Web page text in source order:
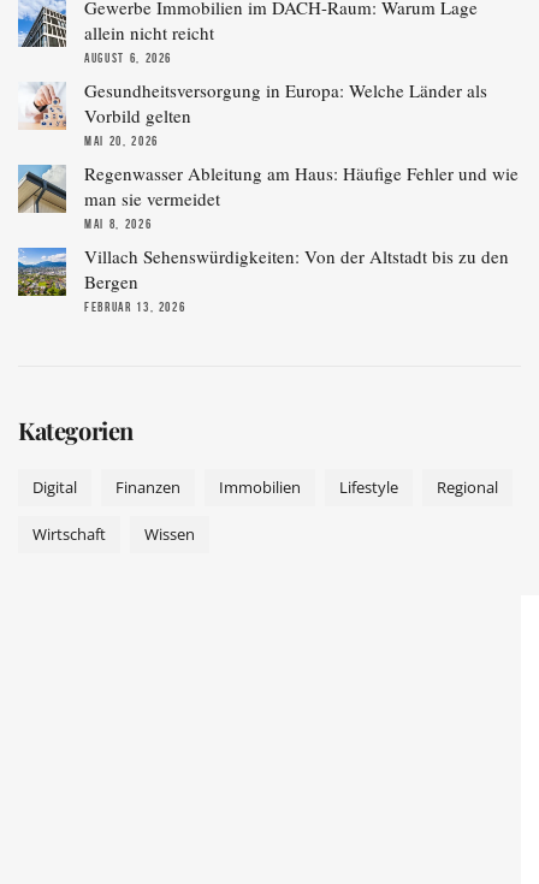
Gewerbe Immobilien im DACH-Raum: Warum Lage
allein nicht reicht
AUGUST 6, 2026
Gesundheitsversorgung in Europa: Welche Länder als
Vorbild gelten
MAI 20, 2026
Regenwasser Ableitung am Haus: Häufige Fehler und wie
man sie vermeidet
MAI 8, 2026
Villach Sehenswürdigkeiten: Von der Altstadt bis zu den
Bergen
FEBRUAR 13, 2026
Kategorien
Digital Finanzen Immobilien Lifestyle Regional
Wirtschaft Wissen